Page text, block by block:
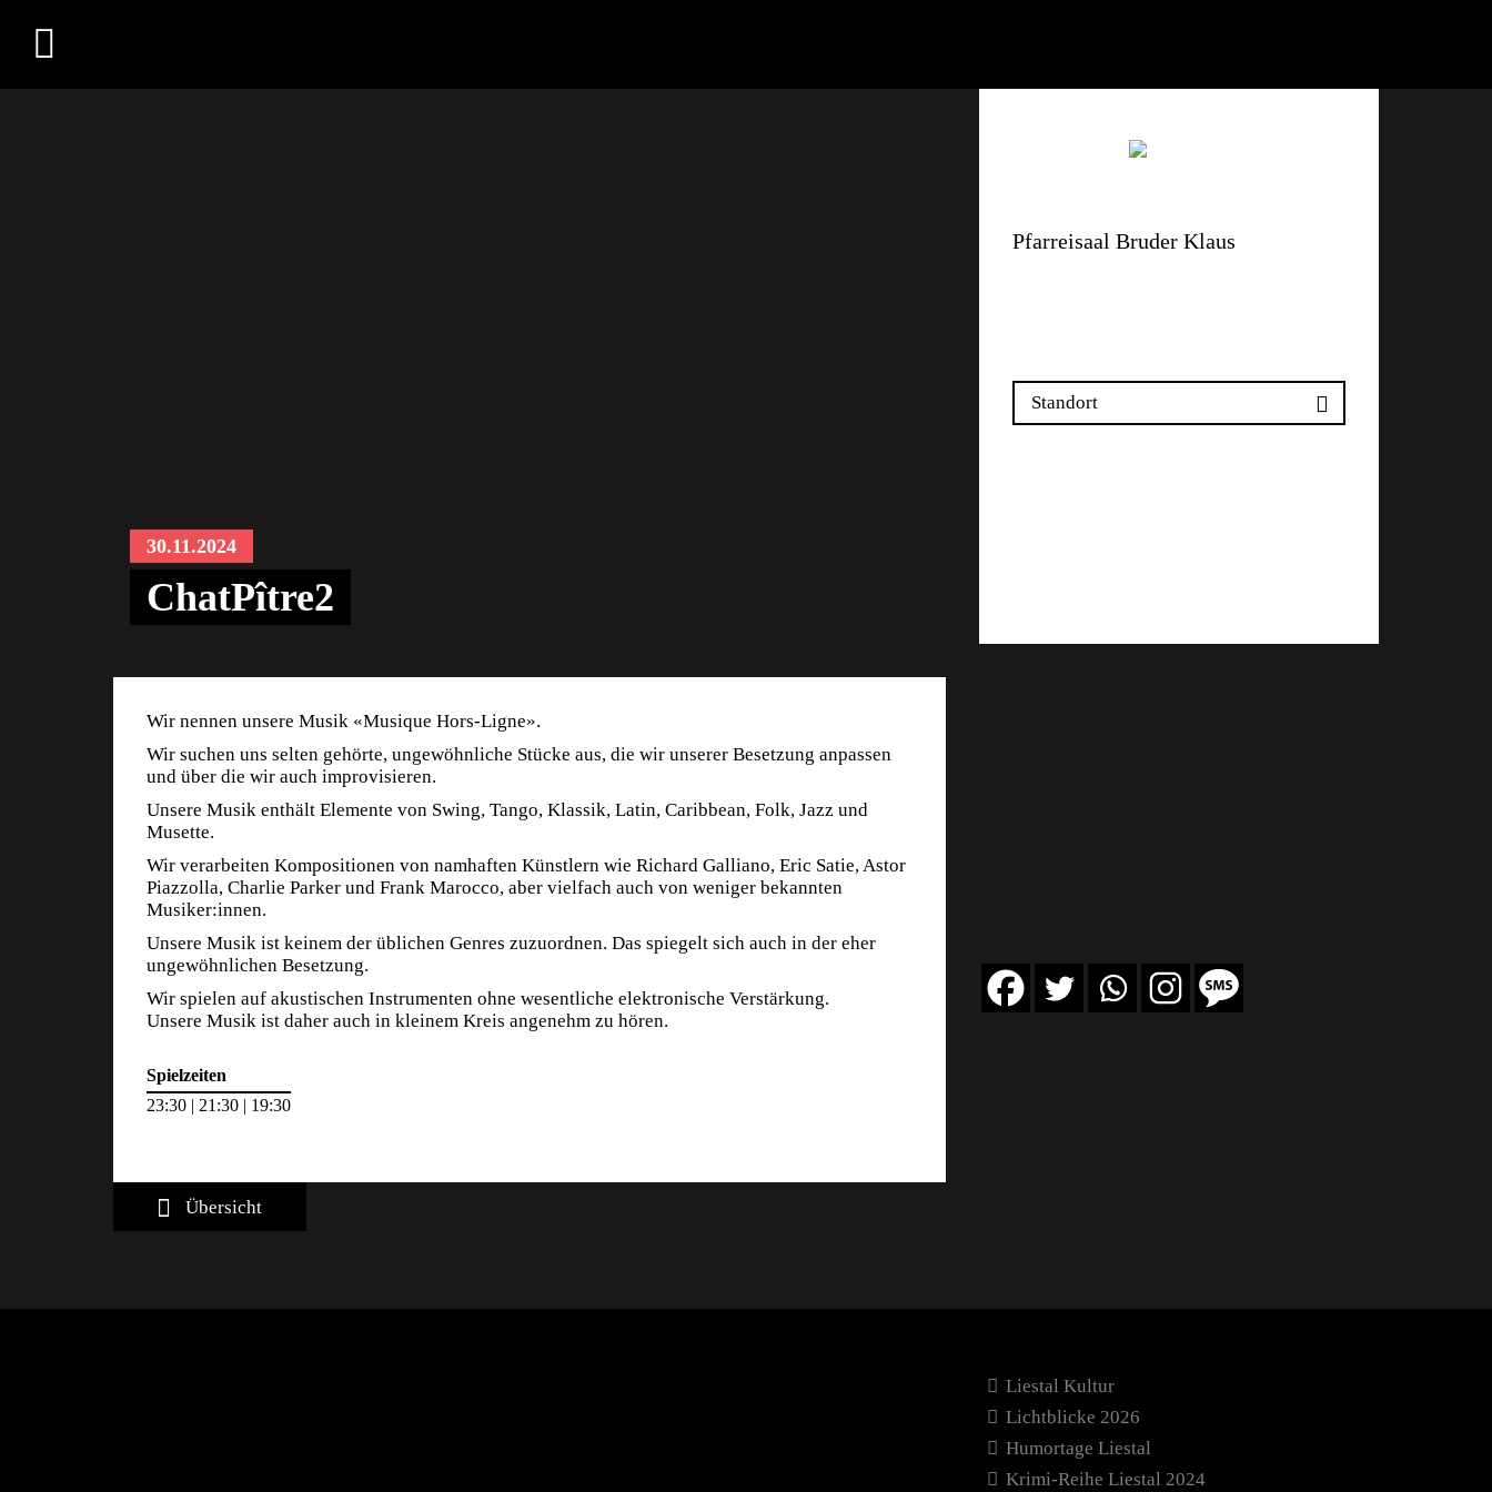
30.11.2024
ChatPître2
Wir nennen unsere Musik «Musique Hors-Ligne».
Wir suchen uns selten gehörte, ungewöhnliche Stücke aus, die wir unserer Besetzung anpassen
und über die wir auch improvisieren.
Unsere Musik enthält Elemente von Swing, Tango, Klassik, Latin, Caribbean, Folk, Jazz und
Musette.
Wir verarbeiten Kompositionen von namhaften Künstlern wie Richard Galliano, Eric Satie, Astor
Piazzolla, Charlie Parker und Frank Marocco, aber vielfach auch von weniger bekannten
Musiker:innen.
Unsere Musik ist keinem der üblichen Genres zuzuordnen. Das spiegelt sich auch in der eher
ungewöhnlichen Besetzung.
Wir spielen auf akustischen Instrumenten ohne wesentliche elektronische Verstärkung.
Unsere Musik ist daher auch in kleinem Kreis angenehm zu hören.
Spielzeiten
23:30 | 21:30 | 19:30
Pfarreisaal Bruder Klaus
Standort
Übersicht
Liestal Kultur
Lichtblicke 2026
Humortage Liestal
Krimi-Reihe Liestal 2024